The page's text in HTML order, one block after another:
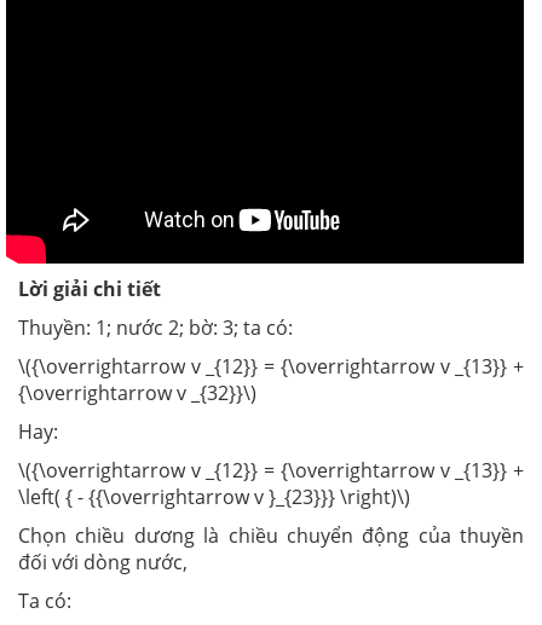
Lời giải chi tiết
Thuyền: 1; nước 2; bờ: 3; ta có:
\({\overrightarrow v _{12}} = {\overrightarrow v _{13}} +
{\overrightarrow v _{32}}\)
Hay:
\({\overrightarrow v _{12}} = {\overrightarrow v _{13}} +
\left( { - {{\overrightarrow v }_{23}}} \right)\)
Chọn chiều dương là chiều chuyển động của thuyền
đối với dòng nước,
Ta có: